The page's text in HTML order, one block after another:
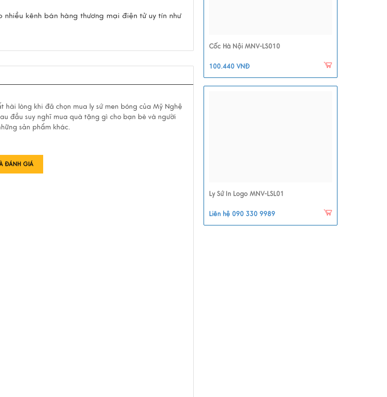
kênh bán hàng thương mại điện tử uy tín như
lòng khi đã chọn mua ly sứ men bóng của Mỹ Nghệ
đầu suy nghĩ mua quà tặng gì cho bạn bè và người
sản phẩm khác.
ĐÁNH GIÁ
Cốc Hà Nội MNV-LS010
100.440 VNĐ
Ly Sứ In Logo MNV-LSL01
Liên hệ 090 330 9989